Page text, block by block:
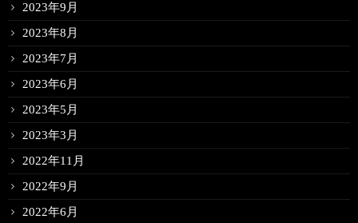
2023年9月
2023年8月
2023年7月
2023年6月
2023年5月
2023年3月
2022年11月
2022年9月
2022年6月